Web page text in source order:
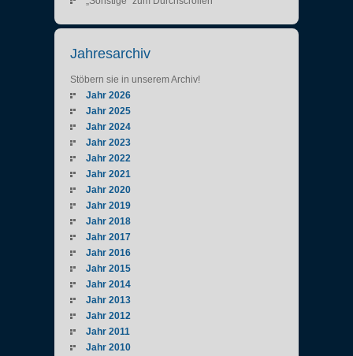
Jahresarchiv
Stöbern sie in unserem Archiv!
Jahr 2026
Jahr 2025
Jahr 2024
Jahr 2023
Jahr 2022
Jahr 2021
Jahr 2020
Jahr 2019
Jahr 2018
Jahr 2017
Jahr 2016
Jahr 2015
Jahr 2014
Jahr 2013
Jahr 2012
Jahr 2011
Jahr 2010